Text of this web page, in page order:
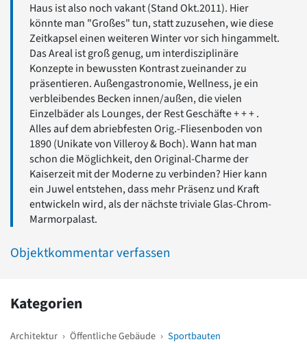
Haus ist also noch vakant (Stand Okt.2011). Hier
könnte man "Großes" tun, statt zuzusehen, wie diese
Zeitkapsel einen weiteren Winter vor sich hingammelt.
Das Areal ist groß genug, um interdisziplinäre
Konzepte in bewussten Kontrast zueinander zu
präsentieren. Außengastronomie, Wellness, je ein
verbleibendes Becken innen/außen, die vielen
Einzelbäder als Lounges, der Rest Geschäfte + + + .
Alles auf dem abriebfesten Orig.-Fliesenboden von
1890 (Unikate von Villeroy & Boch). Wann hat man
schon die Möglichkeit, den Original-Charme der
Kaiserzeit mit der Moderne zu verbinden? Hier kann
ein Juwel entstehen, dass mehr Präsenz und Kraft
entwickeln wird, als der nächste triviale Glas-Chrom-
Marmorpalast.
Objektkommentar verfassen
Kategorien
Architektur › Öffentliche Gebäude › Sportbauten